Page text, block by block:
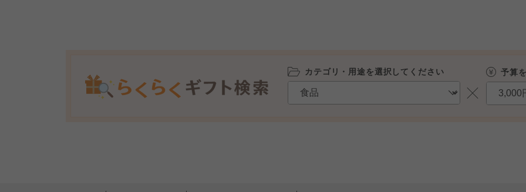
カテゴリ・用途を選択してください 予算